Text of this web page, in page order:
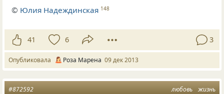
© Юлия Надеждинская 148
41 6 3
Опубликовала Роза Марена 09 дек 2013
любовь жизнь
#872592